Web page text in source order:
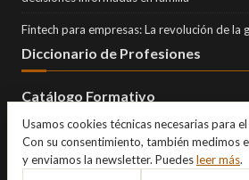
Fintech para empresas: La revolución de la
Diccionario de Profesiones
Catálogo Formativo
Usamos cookies técnicas necesarias para
Con su consentimiento, también medimos
y enviamos la newsletter. Puedesleer más.